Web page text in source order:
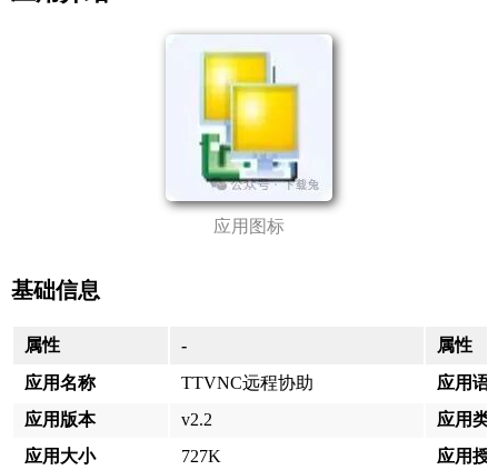
应用图标
基础信息
属性 -
属性
应用名称
TTVNC远程协助
应用语
应用版本
v2.2
应用类
应用大小
727K 应用授